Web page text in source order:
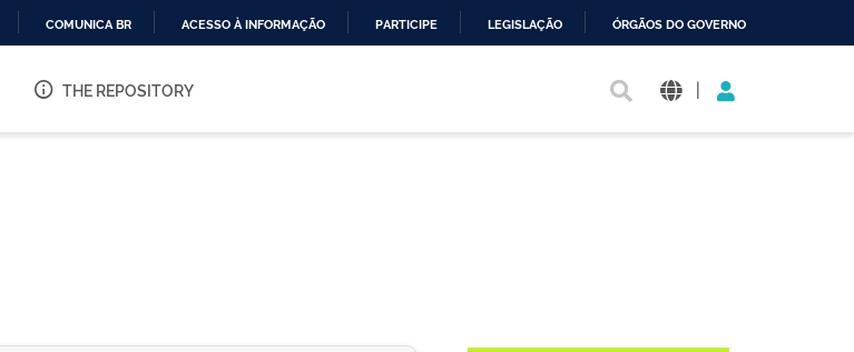
O
COMUNICA BR ACESSO À INFORMAÇÃO PARTICIPE LEGISLAÇÃO ÓRGÃOS DO GOVERNO
THE REPOSITORY |